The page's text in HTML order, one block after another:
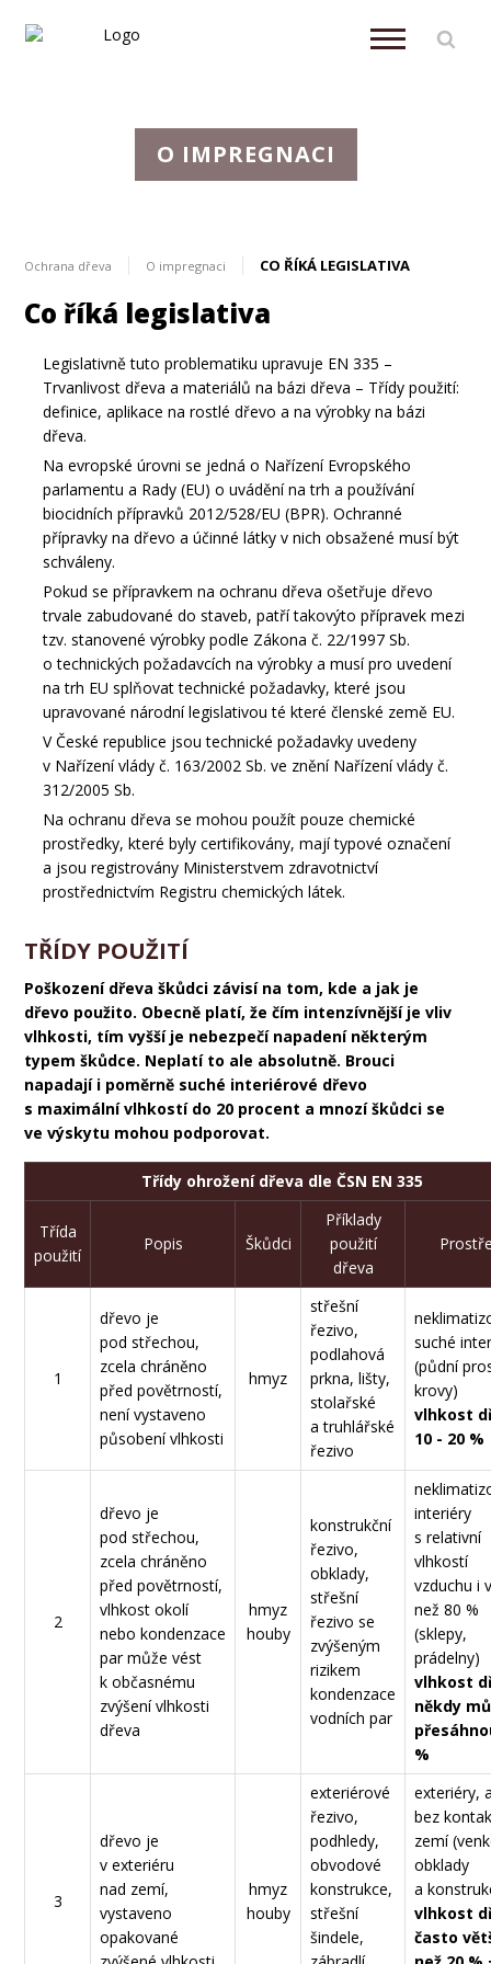
O IMPREGNACI
Ochrana dřeva O impregnaci CO ŘÍKÁ LEGISLATIVA
Co říká legislativa
Legislativně tuto problematiku upravuje EN 335 –
Trvanlivost dřeva a materiálů na bázi dřeva – Třídy použití:
definice, aplikace na rostlé dřevo a na výrobky na bázi
dřeva.
Na evropské úrovni se jedná o Nařízení Evropského
parlamentu a Rady (EU) o uvádění na trh a používání
biocidních přípravků 2012/528/EU (BPR). Ochranné
přípravky na dřevo a účinné látky v nich obsažené musí být
schváleny.
Pokud se přípravkem na ochranu dřeva ošetřuje dřevo
trvale zabudované do staveb, patří takovýto přípravek mezi
tzv. stanovené výrobky podle Zákona č. 22/1997 Sb.
o technických požadavcích na výrobky a musí pro uvedení
na trh EU splňovat technické požadavky, které jsou
upravované národní legislativou té které členské země EU.
V České republice jsou technické požadavky uvedeny
v Nařízení vlády č. 163/2002 Sb. ve znění Nařízení vlády č.
312/2005 Sb.
Na ochranu dřeva se mohou použít pouze chemické
prostředky, které byly certifikovány, mají typové označení
a jsou registrovány Ministerstvem zdravotnictví
prostřednictvím Registru chemických látek.
TŘÍDY POUŽITÍ
Poškození dřeva škůdci závisí na tom, kde a jak je
dřevo použito. Obecně platí, že čím intenzívnější je vliv
vlhkosti, tím vyšší je nebezpečí napadení některým
typem škůdce. Neplatí to ale absolutně. Brouci
napadají i poměrně suché interiérové dřevo
s maximální vlhkostí do 20 procent a mnozí škůdci se
ve výskytu mohou podporovat.
Třídy ohrožení dřeva dle ČSN EN 335
Třída
použití
Popis Škůdci
Příklady
použití
dřeva
1
dřevo je
pod střechou,
zcela chráněno
před povětrností,
není vystaveno
působení vlhkosti
hmyz
střešní
řezivo,
podlahová
prkna, lišty,
stolařské
a truhlářské
řezivo
suché
(půdní
krovy)
vlhkost
10 - 20 %
2
dřevo je
pod střechou,
zcela chráněno
před povětrností,
vlhkost okolí
nebo kondenzace
par může vést
k občasnému
zvýšení vlhkosti
dřeva
hmyz
houby
konstrukční
řezivo,
obklady,
střešní
řezivo se
zvýšeným
rizikem
kondenzace
vodních par
interiéry
s relativní
vlhkostí
vzduchu i
než 80 %
(sklepy,
prádelny)
vlhkost
někdy
%
3
dřevo je
v exteriéru
nad zemí,
vystaveno
opakované
hmyz
houby
exteriérové
řezivo,
podhledy,
obvodové
konstrukce,
střešní
šindele,
exteriéry,
bez
zemí
obklady
a
vlhkost
často